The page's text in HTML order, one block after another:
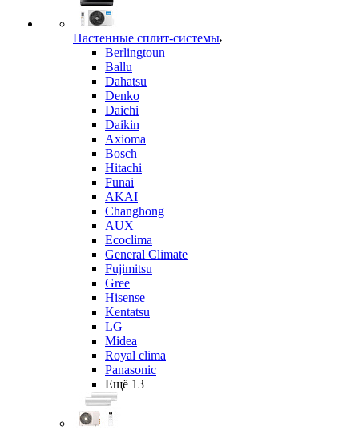
Настенные сплит-системы
Berlingtoun
Ballu
Dahatsu
Denko
Daichi
Daikin
Axioma
Bosch
Hitachi
Funai
AKAI
Changhong
AUX
Ecoclima
General Climate
Fujimitsu
Gree
Hisense
Kentatsu
LG
Midea
Royal clima
Panasonic
Ещё 13